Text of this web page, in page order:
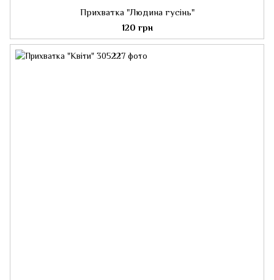
Прихватка "Людина гусінь"
120 грн